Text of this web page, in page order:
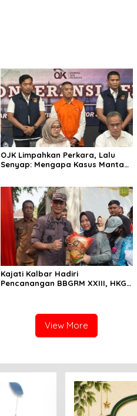
OJK Limpahkan Perkara, Lalu
Senyap: Mengapa Kasus Mantan
Kajati Kalbar Hadiri
Pencanangan BBGRM XXIII, HKG
View More